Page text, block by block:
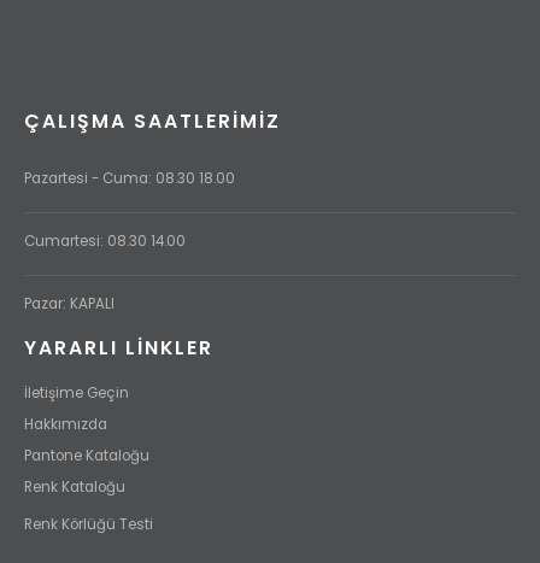
ÇALIŞMA SAATLERIMIZ
Pazartesi - Cuma: 08.30 18.00
Cumartesi: 08.30 14.00
Pazar: KAPALI
YARARLI LİNKLER
İletişime Geçin
Hakkımızda
Pantone Kataloğu
Renk Kataloğu
Renk Körlüğü Testi